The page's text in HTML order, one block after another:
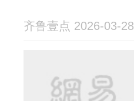
齐鲁壹点 2026-03-28